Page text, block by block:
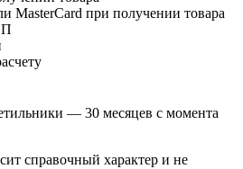
MasterCard при получении товара
— 30 месяцев с момента
справочный характер и не